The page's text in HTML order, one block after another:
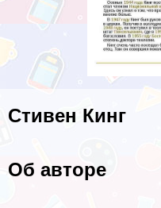
Стивен Кинг
Об авторе